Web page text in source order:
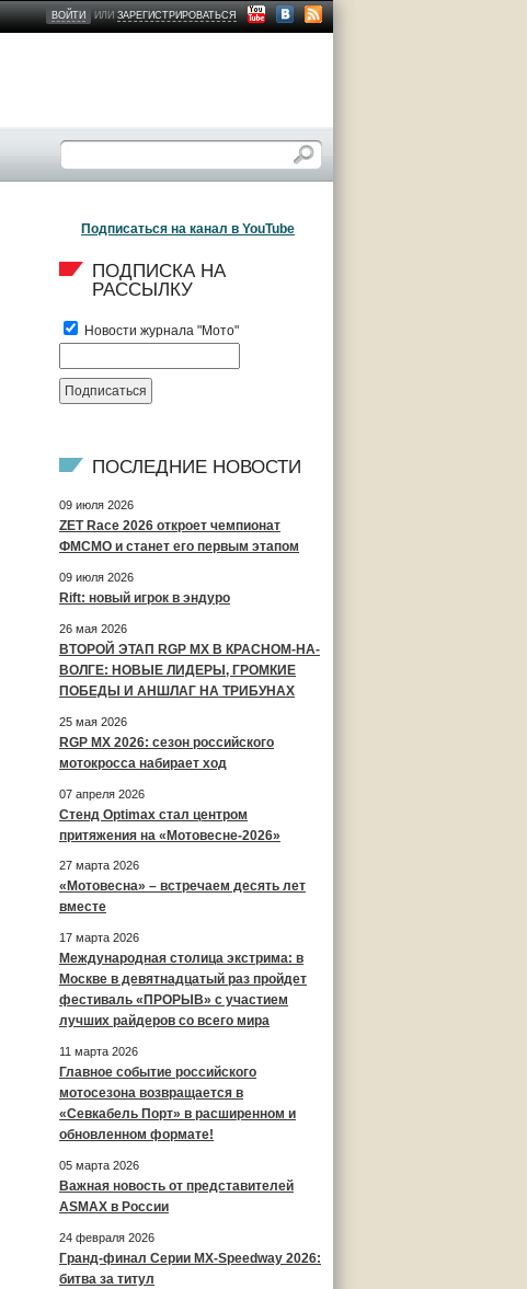
ВОЙТИ ИЛИЗАРЕГИСТРИРОВАТЬСЯ
Подписаться на канал в YouTube
ПОДПИСКА НА
РАССЫЛКУ
Новости журнала "Мото"
ПОСЛЕДНИЕ НОВОСТИ
09 июля 2026
ZET Race 2026 откроет чемпионат
ФМСМО и станет его первым этапом
09 июля 2026
Rift: новый игрок в эндуро
26 мая 2026
ВТОРОЙ ЭТАП RGP MX В КРАСНОМ-НА-
ВОЛГЕ: НОВЫЕ ЛИДЕРЫ, ГРОМКИЕ
ПОБЕДЫ И АНШЛАГ НА ТРИБУНАХ
25 мая 2026
RGP MX 2026: сезон российского
мотокросса набирает ход
07 апреля 2026
Стенд Optimax стал центром
притяжения на «Мотовесне-2026»
27 марта 2026
«Мотовесна» – встречаем десять лет
вместе
17 марта 2026
Международная столица экстрима: в
Москве в девятнадцатый раз пройдет
фестиваль «ПРОРЫВ» с участием
лучших райдеров со всего мира
11 марта 2026
Главное событие российского
мотосезона возвращается в
«Севкабель Порт» в расширенном и
обновленном формате!
05 марта 2026
Важная новость от представителей
ASMAX в России
24 февраля 2026
Гранд-финал Серии MX-Speedway 2026:
битва за титул